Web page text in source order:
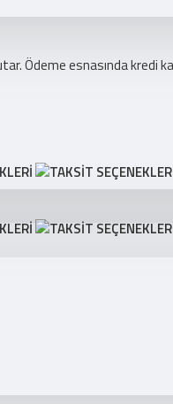
Ödeme esnasında kredi